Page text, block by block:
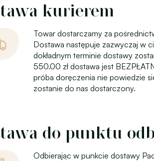
kurierem
Towar dostarczamy za
Dostawa następuje zazwyczaj w
dokładnym terminie dostawy
550.00 zł dostawa jest
próba doręczenia nie powiedzie
zostanie do nas dostarczony.
do punktu
Odbierając w punkcie dostawy